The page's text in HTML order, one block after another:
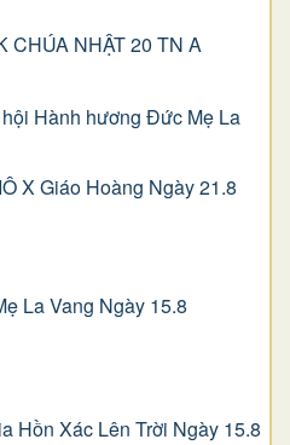
CHÚA NHẬT 20 TN A
Hành hương Đức Mẹ La
X Giáo Hoàng Ngày 21.8
La Vang Ngày 15.8
Hồn Xác Lên Trời Ngày 15.8